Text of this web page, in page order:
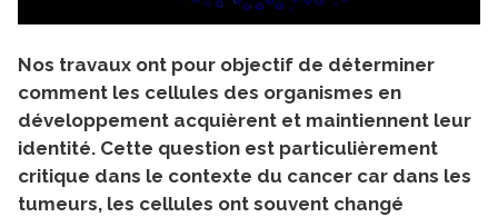
Nos travaux ont pour objectif de déterminer
comment les cellules des organismes en
développement acquièrent et maintiennent leur
identité. Cette question est particulièrement
critique dans le contexte du cancer car dans les
tumeurs, les cellules ont souvent changé